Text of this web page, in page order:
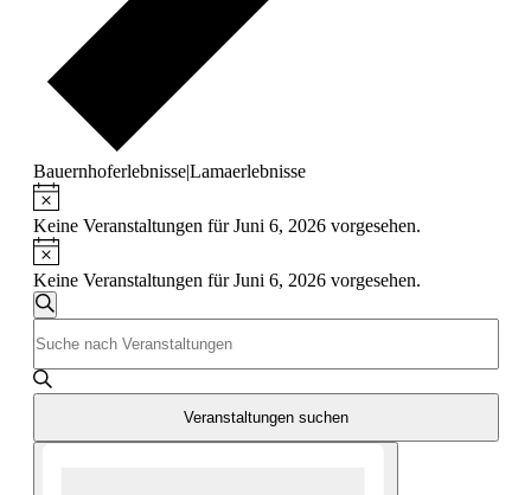
Bauernhoferlebnisse|Lamaerlebnisse
Veranstaltungen
für
Juni
6,
2026
Hinweis
Keine Veranstaltungen für Juni 6, 2026 vorgesehen.
Hinweis
Keine Veranstaltungen für Juni 6, 2026 vorgesehen.
Veranstaltungen
Suche
und
Ansichten,
Navigation
Suche
Schlüsselwort
eingeben.
Suche
Veranstaltungen
Veranstaltungen suchen
Veranstaltung